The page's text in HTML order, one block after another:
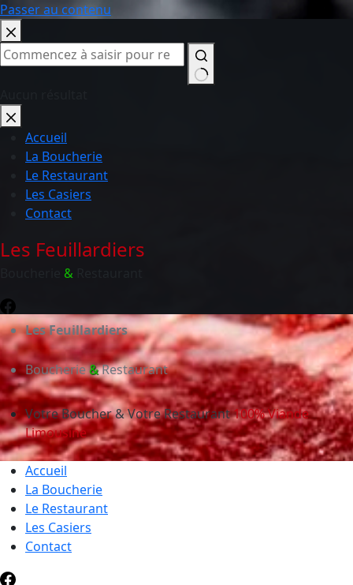
Passer au contenu
Accueil
La Boucherie
Le Restaurant
Les Casiers
Contact
Les Feuillardiers
&
Les Feuillardiers
Boucherie&Restaurant
Votre Boucher & Votre Restaurant100% Viande
Limousine
Accueil
La Boucherie
Le Restaurant
Les Casiers
Contact